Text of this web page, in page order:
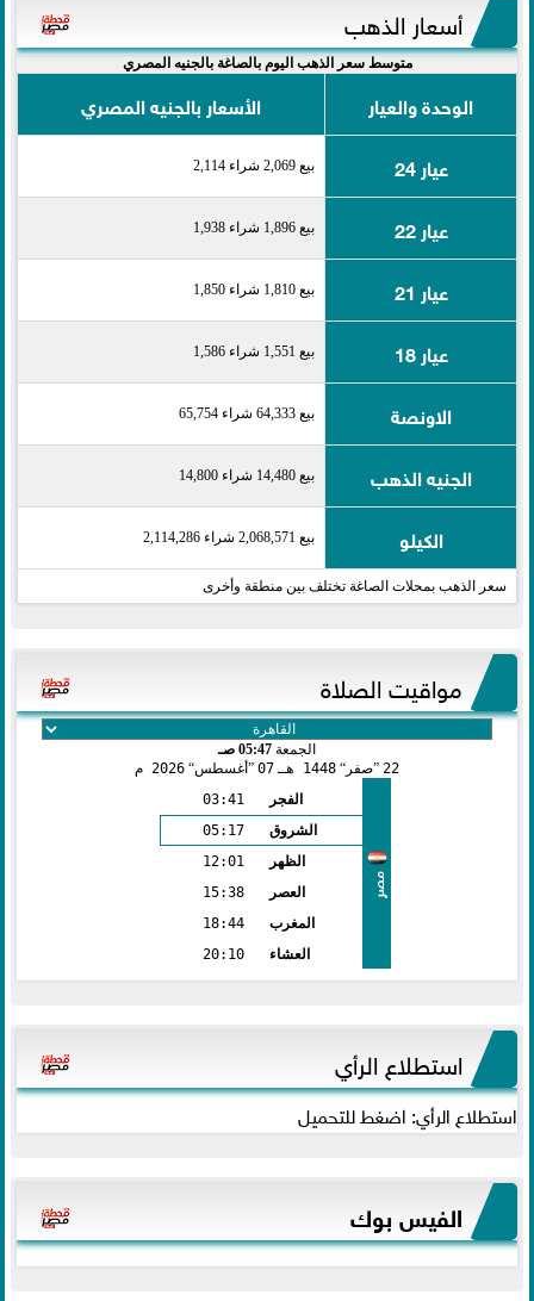
أسعار الذهب
متوسط سعر الذهب اليوم بالصاغة بالجنيه المصري
الوحدة والعيار
الأسعار بالجنيه المصري
عيار 24
بيع 2,069 شراء 2,114
عيار 22 بيع 1,896 شراء 1,938
عيار 21 بيع 1,810 شراء 1,850
عيار 18 بيع 1,551 شراء 1,586
الاونصة بيع 64,333 شراء 65,754
الجنيه الذهب بيع 14,480 شراء 14,800
الكيلو بيع 2,068,571 شراء 2,114,286
سعر الذهب بمحلات الصاغة تختلف بين منطقة وأخرى
مواقيت الصلاة
الجمعة 05:47 صـ
22 صفر 1448 هـ 07 أغسطس 2026 م
مصر
الفجر
03:41
الشروق
05:17
الظهر
12:01
العصر
15:38
المغرب
18:44
العشاء
20:10
استطلاع الرأي
استطلاع الرأي: اضغط للتحميل
الفيس بوك